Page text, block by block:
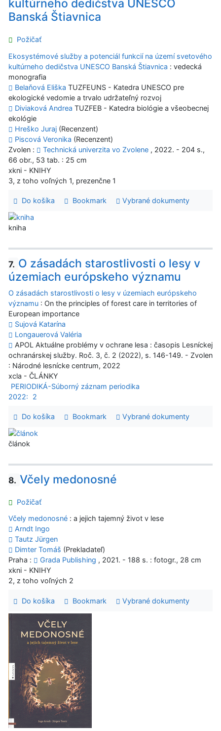
kultúrneho dedičstva UNESCO
Banská Štiavnica
Požičať
Ekosystémové služby a potenciál funkcií na území svetového
kultúrneho dedičstva UNESCO Banská Štiavnica : vedecká
monografia
Belaňová Eliška TUZFEUNS - Katedra UNESCO pre
ekologické vedomie a trvalo udržateľný rozvoj
Diviaková Andrea TUZFEB - Katedra biológie a všeobecnej
ekológie
Hreško Juraj (Recenzent)
Piscová Veronika (Recenzent)
Zvolen :
Technická univerzita vo Zvolene , 2022. - 204 s.,
66 obr., 53 tab. : 25 cm
xkni - KNIHY
3, z toho voľných 1, prezenčne 1
Do košíka Bookmark Vybrané dokumenty
kniha
7. O zásadách starostlivosti o lesy v
územiach európskeho významu
O zásadách starostlivosti o lesy v územiach európskeho
významu : On the principles of forest care in territories of
European importance
Sujová Katarína
Longauerová Valéria
APOL Aktuálne problémy v ochrane lesa : časopis Lesníckej
ochranárskej služby. Roč. 3, č. 2 (2022), s. 146-149. - Zvolen
: Národné lesnícke centrum, 2022
xcla - ČLÁNKY
PERIODIKÁ-Súborný záznam periodika
2022:
2
Do košíka Bookmark Vybrané dokumenty
článok
8. Včely medonosné
Požičať
Včely medonosné : a jejich tajemný život v lese
Arndt Ingo
Tautz Jürgen
Dimter Tomáš (Prekladateľ)
Praha :
Grada Publishing , 2021. - 188 s. : fotogr., 28 cm
xkni - KNIHY
2, z toho voľných 2
Do košíka Bookmark Vybrané dokumenty